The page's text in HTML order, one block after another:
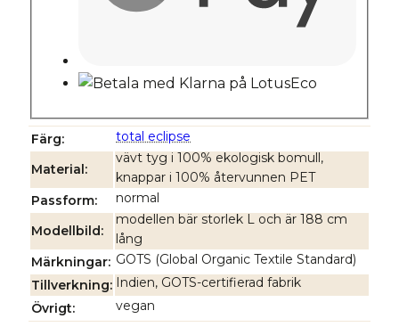
Färg total eclipse
Material
vävt tyg i 100% ekologisk bomull,
knappar i 100% återvunnen PET
Passform
normal
Modellbild
modellen bär storlek L och är 188 cm
lång
Märkningar GOTS (Global Organic Textile Standard)
Tillverkning
Indien, GOTS-certifierad fabrik
Övrigt
vegan